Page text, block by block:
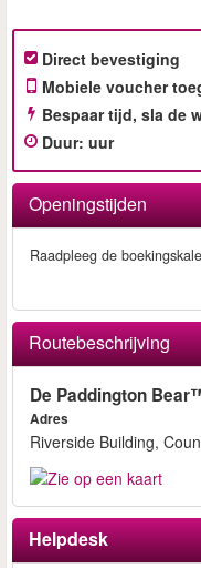
Direct bevestiging
Mobiele voucher
Bespaar tijd, sla de
Duur: uur
Openingstijden
Raadpleeg de
Routebeschrijving
De Paddington
Adres
Riverside Building,
Helpdesk